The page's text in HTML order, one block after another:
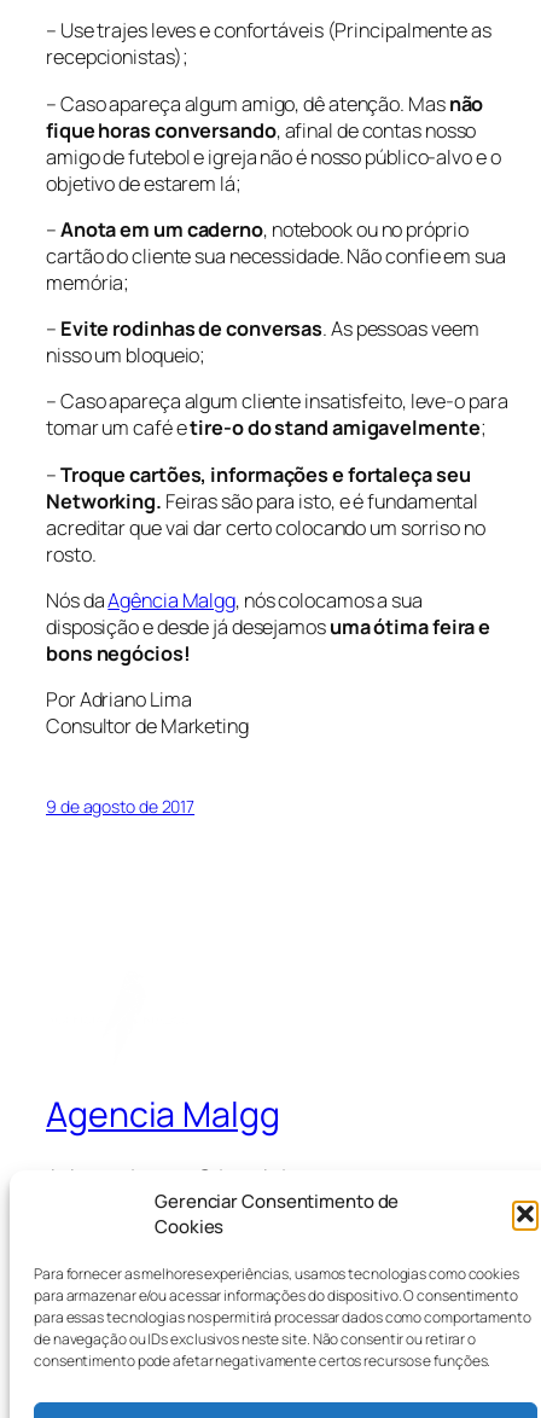
Gerenciar Consentimento de
Cookies
Para fornecer as melhores experiências, usamos tecnologias como cookies
para armazenar e/ou acessar informações do dispositivo. O consentimento
para essas tecnologias nos permitirá processar dados como comportamento
de navegação ou IDs exclusivos neste site. Não consentir ou retirar o
consentimento pode afetar negativamente certos recursos e funções.
– Use trajes leves e confortáveis (Principalmente as
recepcionistas);
– Caso apareça algum amigo, dê atenção. Masnão
fique horas conversando, afinal de contas nosso
amigo de futebol e igreja não é nosso público-alvo e o
objetivo de estarem lá;
–Anota em um caderno, notebook ou no próprio
cartão do cliente sua necessidade. Não confie em sua
memória;
– Evite rodinhas de conversas. As pessoas veem
nisso um bloqueio;
– Caso apareça algum cliente insatisfeito, leve-o para
tomar um café etire-o do stand amigavelmente;
–Troque cartões, informações e fortaleça seu
Networking. Feiras são para isto, e é fundamental
acreditar que vai dar certo colocando um sorriso no
rosto.
Nós daAgência Malgg, nós colocamos a sua
disposição e desde já desejamosuma ótima feira e
bons negócios!
Por Adriano Lima
Consultor de Marketing
9 de agosto de 2017
Agencia Malgg
A Agencia que Cria e Ativa
Blog
Sobre
Perguntas frequentes
Autores
Eventos
Loja
Padrões
Temas